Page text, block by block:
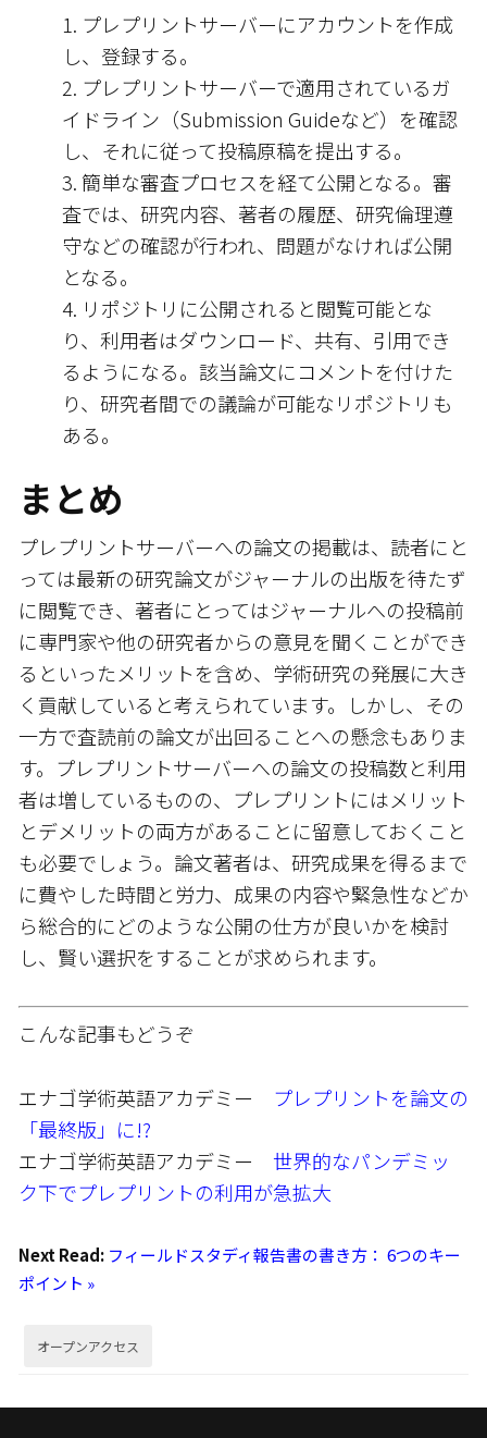
プレプリントサーバーにアカウントを作成
し、登録する。
プレプリントサーバーで適用されているガ
イドライン（Submission Guideなど）を確認
し、それに従って投稿原稿を提出する。
簡単な審査プロセスを経て公開となる。審
査では、研究内容、著者の履歴、研究倫理遵
守などの確認が行われ、問題がなければ公開
となる。
リポジトリに公開されると閲覧可能とな
り、利用者はダウンロード、共有、引用でき
るようになる。該当論文にコメントを付けた
り、研究者間での議論が可能なリポジトリも
ある。
まとめ
プレプリントサーバーへの論文の掲載は、読者にと
っては最新の研究論文がジャーナルの出版を待たず
に閲覧でき、著者にとってはジャーナルへの投稿前
に専門家や他の研究者からの意見を聞くことができ
るといったメリットを含め、学術研究の発展に大き
く貢献していると考えられています。しかし、その
一方で査読前の論文が出回ることへの懸念もありま
す。プレプリントサーバーへの論文の投稿数と利用
者は増しているものの、プレプリントにはメリット
とデメリットの両方があることに留意しておくこと
も必要でしょう。論文著者は、研究成果を得るまで
に費やした時間と労力、成果の内容や緊急性などか
ら総合的にどのような公開の仕方が良いかを検討
し、賢い選択をすることが求められます。
こんな記事もどうぞ
エナゴ学術英語アカデミー プレプリントを論文の
「最終版」に!?
エナゴ学術英語アカデミー 世界的なパンデミッ
ク下でプレプリントの利用が急拡大
Next Read: フィールドスタディ報告書の書き方： 6つのキー
ポイント »
オープンアクセス